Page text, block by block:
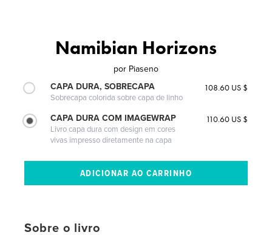
Namibian Horizons
por Piaseno
CAPA DURA, SOBRECAPA
Sobrecapa colorida sobre capa de linho
108.60 US $
CAPA DURA COM IMAGEWRAP
Livro capa dura com design em cores
vivas impresso diretamente na capa
110.60 US $
Sobre o livro